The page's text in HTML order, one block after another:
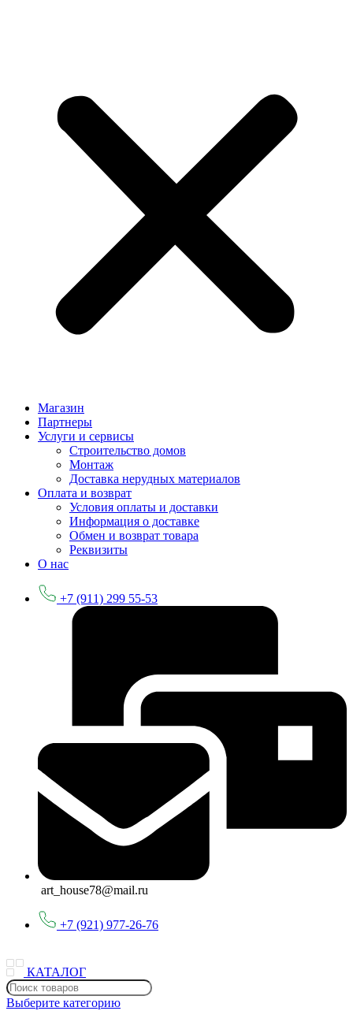
Магазин
Партнеры
Услуги и сервисы
Строительство домов
Монтаж
Доставка нерудных материалов
Оплата и возврат
Условия оплаты и доставки
Информация о доставке
Обмен и возврат товара
Реквизиты
О нас
+7 (911) 299 55-53
art_house78@mail.ru
+7 (921) 977-26-76
КАТАЛОГ
Выберите категорию